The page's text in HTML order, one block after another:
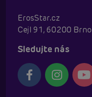
ErosStar.cz
Cejl 91, 60200 Brno
Sledujte nás